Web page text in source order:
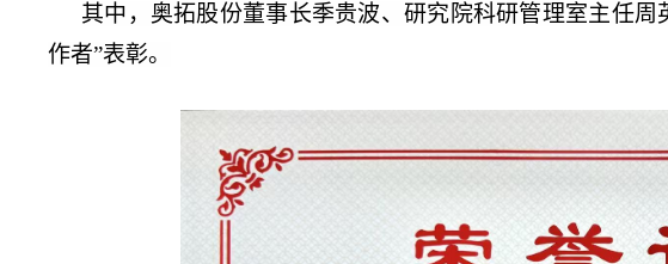
其中，奥拓股份董事长季贵波、研究院科研管理室主任
作者”表彰。